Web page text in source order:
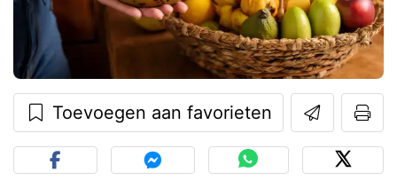
Toevoegen aan favorieten